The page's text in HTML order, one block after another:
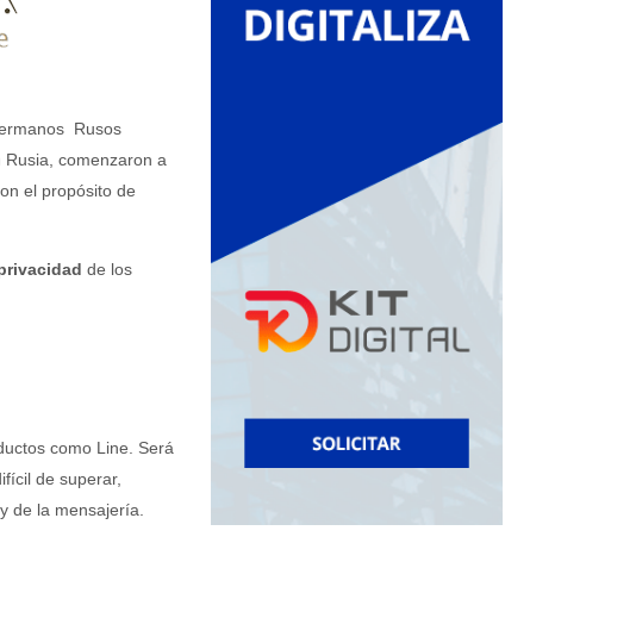
Rusos
comenzaron a
el propósito de
de los
como Line. Será
de superar,
de la mensajería.